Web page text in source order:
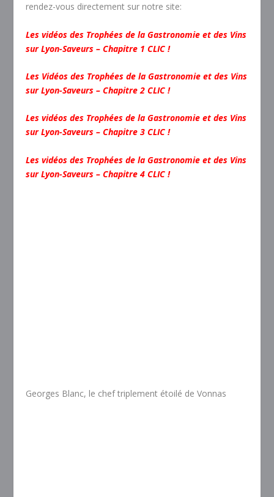
rendez-vous directement sur notre site:
Les vidéos des Trophées de la Gastronomie et des Vins
sur Lyon-Saveurs – Chapitre 1 CLIC !
Les Vidéos des Trophées de la Gastronomie et des Vins
sur Lyon-Saveurs – Chapitre 2 CLIC !
Les vidéos des Trophées de la Gastronomie et des Vins
sur Lyon-Saveurs – Chapitre 3 CLIC !
Les vidéos des Trophées de la Gastronomie et des Vins
sur Lyon-Saveurs – Chapitre 4 CLIC !
Georges Blanc, le chef triplement étoilé de Vonnas